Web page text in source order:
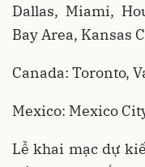
Dallas, Miami,
Bay Area, Kansas
Canada: Toronto,
Mexico: Mexico
Lễ khai mạc dự